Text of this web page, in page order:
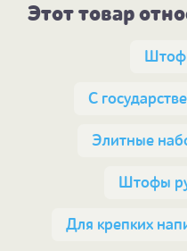
Этот товар
С
Элитные
Штофы
Для крепких